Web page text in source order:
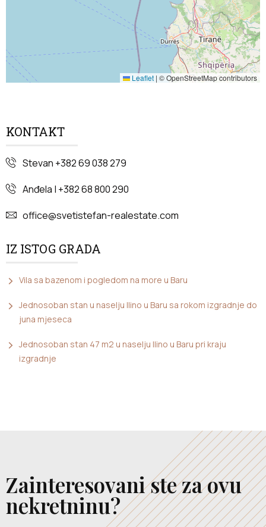
Leaflet | © OpenStreetMap contributors
KONTAKT
Stevan +382 69 038 279
Anđela | +382 68 800 290
office@svetistefan-realestate.com
IZ ISTOG GRADA
Vila sa bazenom i pogledom na more u Baru
Jednosoban stan u naselju Ilino u Baru sa rokom izgradnje do
juna mjeseca
Jednosoban stan 47 m2 u naselju Ilino u Baru pri kraju
izgradnje
Zainteresovani ste za ovu
nekretninu?